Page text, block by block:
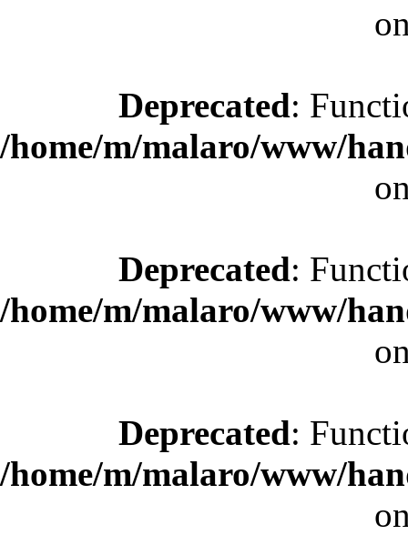
Deprecated:
/home/m/malaro/www/
Deprecated:
/home/m/malaro/www/
Deprecated:
/home/m/malaro/www/